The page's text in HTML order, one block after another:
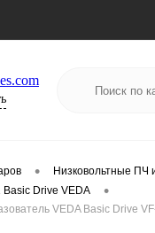
• Низковольтные ПЧ
Drive VEDA
•
VEDA Basic Drive